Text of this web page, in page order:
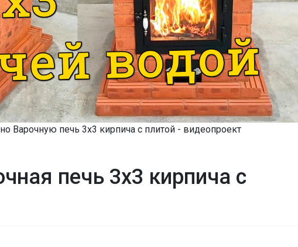
Варочную печь 3х3 кирпича с плитой - видеопроект
печь 3x3 кирпича с